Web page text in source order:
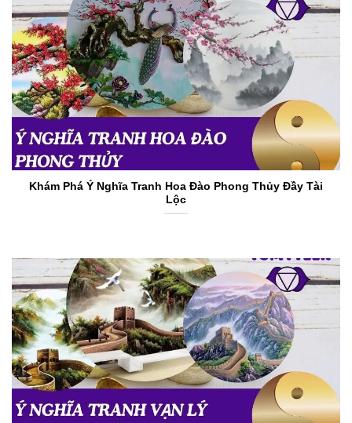
Khám Phá Ý Nghĩa Tranh Hoa Đào Phong Thủy Đầy Tài
Lộc